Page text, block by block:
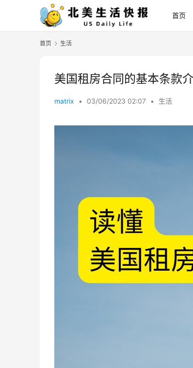
首页
首页 生活
美国租房合同的基本条款
matrix • 03/06/2023 02:07 • 生活